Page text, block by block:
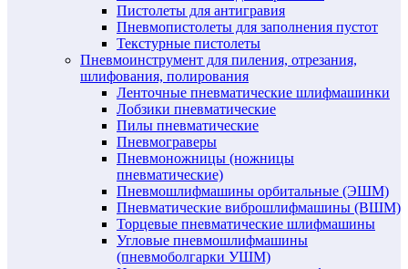
Пистолеты для антигравия
Пневмопистолеты для заполнения пустот
Текстурные пистолеты
Пневмоинструмент для пиления, отрезания,
шлифования, полирования
Ленточные пневматические шлифмашинки
Лобзики пневматические
Пилы пневматические
Пневмограверы
Пневмоножницы (ножницы
пневматические)
Пневмошлифмашины орбитальные (ЭШМ)
Пневматические виброшлифмашины (ВШМ)
Торцевые пневматические шлифмашины
Угловые пневмошлифмашины
(пневмоболгарки УШМ)